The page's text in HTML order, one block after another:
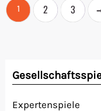
1 2 3
Expertenspiele